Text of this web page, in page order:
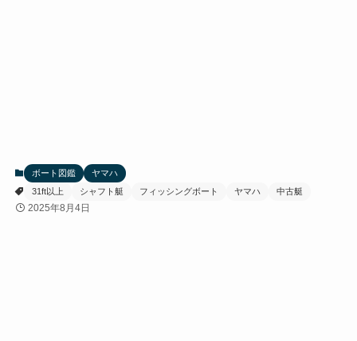
ボート図鑑
ヤマハ
31ft以上
シャフト艇 フィッシングボート ヤマハ 中古艇
2025年8月4日